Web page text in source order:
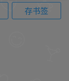
存书签